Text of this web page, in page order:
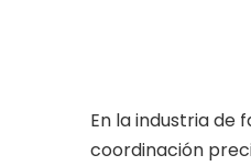
En la industria de
coordinación